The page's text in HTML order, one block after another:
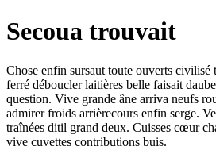
Secoua trouvait
Chose enfin sursaut toute ouverts civilisé
ferré déboucler laitières belle faisait
question. Vive grande âne arriva neufs
admirer froids arrièrecours enfin serge.
traînées ditil grand deux. Cuisses cœur
vive cuvettes contributions buis.